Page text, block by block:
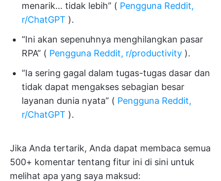
menarik… tidak lebih” ( Pengguna Reddit,
r/ChatGPT ).
“Ini akan sepenuhnya menghilangkan pasar
RPA” ( Pengguna Reddit, r/productivity ).
“Ia sering gagal dalam tugas-tugas dasar dan
tidak dapat mengakses sebagian besar
layanan dunia nyata” ( Pengguna Reddit,
r/ChatGPT ).
Jika Anda tertarik, Anda dapat membaca semua
500+ komentar tentang fitur ini di sini untuk
melihat apa yang saya maksud: